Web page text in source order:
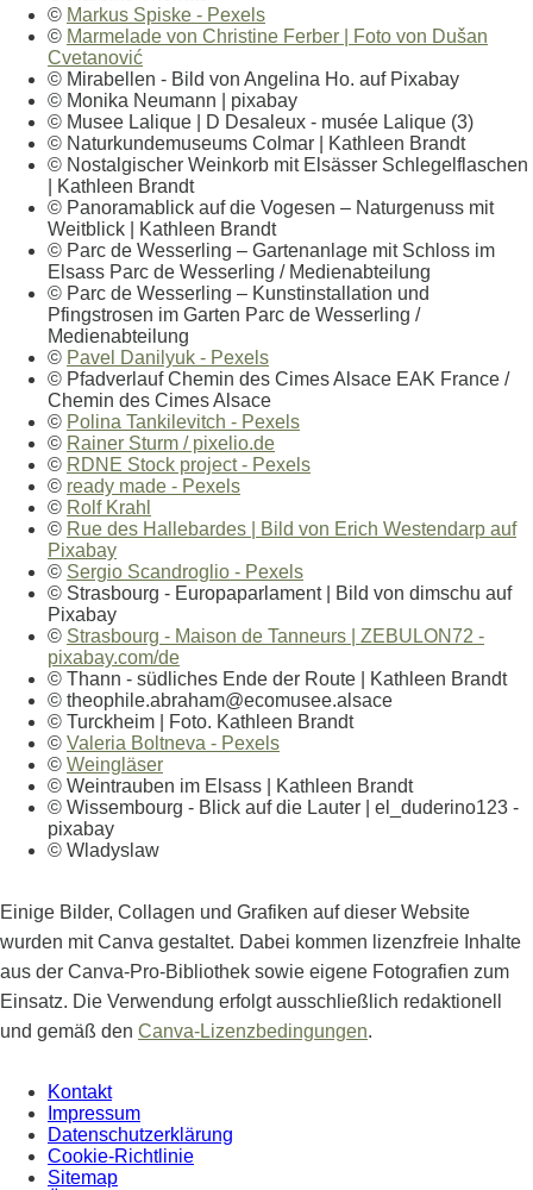
© Markus Spiske - Pexels
© Marmelade von Christine Ferber | Foto von Dušan
Cvetanović
© Mirabellen - Bild von Angelina Ho. auf Pixabay
© Monika Neumann | pixabay
© Musee Lalique | D Desaleux - musée Lalique (3)
© Naturkundemuseums Colmar | Kathleen Brandt
© Nostalgischer Weinkorb mit Elsässer Schlegelflaschen
| Kathleen Brandt
© Panoramablick auf die Vogesen – Naturgenuss mit
Weitblick | Kathleen Brandt
© Parc de Wesserling – Gartenanlage mit Schloss im
Elsass Parc de Wesserling / Medienabteilung
© Parc de Wesserling – Kunstinstallation und
Pfingstrosen im Garten Parc de Wesserling /
Medienabteilung
© Pavel Danilyuk - Pexels
© Pfadverlauf Chemin des Cimes Alsace EAK France /
Chemin des Cimes Alsace
© Polina Tankilevitch - Pexels
© Rainer Sturm / pixelio.de
© RDNE Stock project - Pexels
© ready made - Pexels
© Rolf Krahl
© Rue des Hallebardes | Bild von Erich Westendarp auf
Pixabay
© Sergio Scandroglio - Pexels
© Strasbourg - Europaparlament | Bild von dimschu auf
Pixabay
© Strasbourg - Maison de Tanneurs | ZEBULON72 -
pixabay.com/de
© Thann - südliches Ende der Route | Kathleen Brandt
© theophile.abraham@ecomusee.alsace
© Turckheim | Foto. Kathleen Brandt
© Valeria Boltneva - Pexels
© Weingläser
© Weintrauben im Elsass | Kathleen Brandt
© Wissembourg - Blick auf die Lauter | el_duderino123 -
pixabay
© Wladyslaw
Einige Bilder, Collagen und Grafiken auf dieser Website
wurden mit Canva gestaltet. Dabei kommen lizenzfreie Inhalte
aus der Canva-Pro-Bibliothek sowie eigene Fotografien zum
Einsatz. Die Verwendung erfolgt ausschließlich redaktionell
und gemäß den Canva-Lizenzbedingungen.
Kontakt
Impressum
Datenschutzerklärung
Cookie-Richtlinie
Sitemap